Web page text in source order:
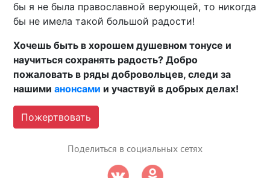
бы я не была православной верующей, то никогда
бы не имела такой большой радости!
Хочешь быть в хорошем душевном тонусе и
научиться сохранять радость? Добро
пожаловать в ряды добровольцев, следи за
нашимианонсами и участвуй в добрых делах!
Пожертвовать
Поделиться в социальных сетях